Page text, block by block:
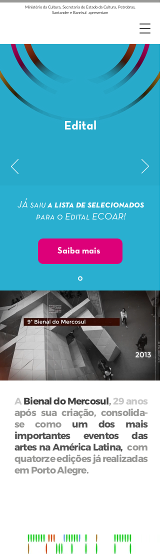
Ministério da Cultura, Secretaria de Estado da Cultura, Petrobras,
Santander e Banrisul apresentam
Edital
JÁ saiua lista de selecionados
para o Edital ECOAR!
Saiba mais
ABienal do Mercosul, 29 anos
após sua criação, consolida-
se como um dos mais
importantes eventos das
artes na América Latina,com
quatorze edições já realizadas
em Porto Alegre.